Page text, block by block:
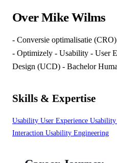
Over Mike Wilms
- Conversie optimalisatie
- Optimizely - Usability - User
Design (UCD) - Bachelor
Skills & Expertise
Usability User Experience Usability
Interaction Usability Engineering